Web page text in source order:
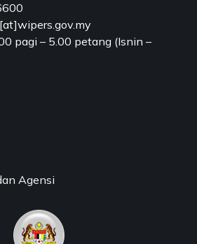
pagi – 5.00 petang (Isnin –
Agensi